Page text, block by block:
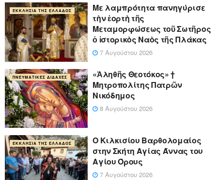
ΕΚΚΛΗΣΊΑ ΤΗΣ ΕΛΛΆΔΟΣ
Με λαμπρότητα πανηγύρισε
τὴν ἑορτὴ τῆς
Μεταμορφώσεως τοῦ Σωτῆρος
ὁ ἱστορικὸς Ναὸς τῆς Πλάκας
7 Αυγούστου 2026
ΠΝΕΥΜΑΤΙΚΈΣ ΔΙΔΑΧΈΣ
«Ἀληθῆς Θεοτόκος» †
Μητροπολίτης Πατρῶν
Νικόδημος
8 Αυγούστου 2026
ΕΚΚΛΗΣΊΑ ΤΗΣ ΕΛΛΆΔΟΣ
Ο Κιλκισίου Βαρθολομαίος
στην Σκήτη Αγίας Άννας του
Αγίου Όρους
7 Αυγούστου 2026